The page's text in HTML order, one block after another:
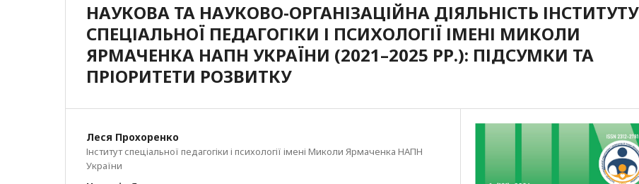
НАУКОВА ТА НАУКОВО-ОРГАНІЗАЦІЙНА ДІЯЛЬНІСТЬ ІНСТИТУТУ
СПЕЦІАЛЬНОЇ ПЕДАГОГІКИ І ПСИХОЛОГІЇ ІМЕНІ МИКОЛИ
ЯРМАЧЕНКА НАПН УКРАЇНИ (2021–2025 РР.): ПІДСУМКИ ТА
ПРІОРИТЕТИ РОЗВИТКУ
Леся Прохоренко
Інститут спеціальної педагогіки і психології імені Миколи Ярмаченка НАПН
України